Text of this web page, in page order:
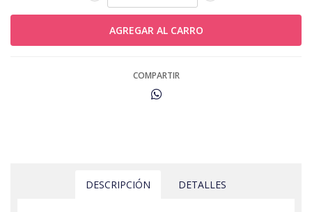
COMPARTIR
DESCRIPCIÓN DETALLES